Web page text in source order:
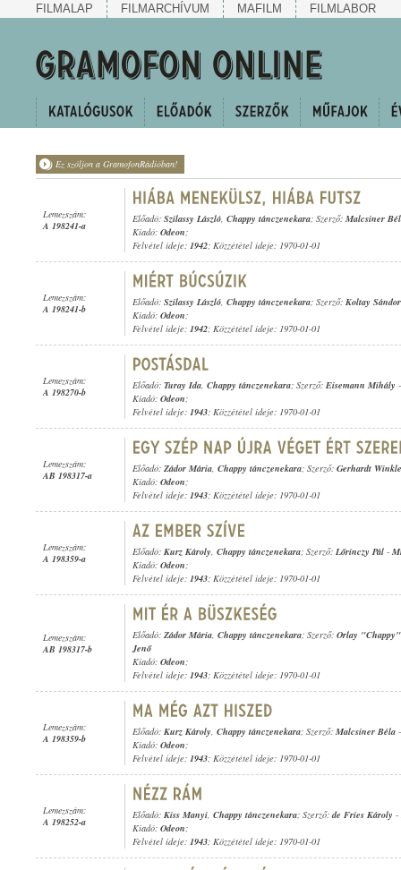
FILMALAP FILMARCHÍVUM MAFILM FILMLABOR
Ez szóljon a GramofonRádióban!
Lemezszám:
A 198241-a
Előadó: Szilassy László, Chappy tánczenekara; Szerző: Malcsiner
Kiadó: Odeon;
Felvétel ideje: 1942; Közzététel ideje: 1970-01-01
Lemezszám:
A 198241-b
Előadó: Szilassy László, Chappy tánczenekara; Szerző: Koltay Sándor
Kiadó: Odeon;
Felvétel ideje: 1942; Közzététel ideje: 1970-01-01
Lemezszám:
A 198270-b
Előadó: Turay Ida, Chappy tánczenekara; Szerző: Eisemann Mihály
Kiadó: Odeon;
Felvétel ideje: 1943; Közzététel ideje: 1970-01-01
Lemezszám:
AB 198317-a
Előadó: Zádor Mária, Chappy tánczenekara; Szerző: Gerhardt
Kiadó: Odeon;
Felvétel ideje: 1943; Közzététel ideje: 1970-01-01
Lemezszám:
A 198359-a
Előadó: Kurz Károly, Chappy tánczenekara; Szerző: Lőrinczy Pál -
Kiadó: Odeon;
Felvétel ideje: 1943; Közzététel ideje: 1970-01-01
Lemezszám:
AB 198317-b
Előadó: Zádor Mária, Chappy tánczenekara; Szerző: Orlay
Jenő
Kiadó: Odeon;
Felvétel ideje: 1943; Közzététel ideje: 1970-01-01
Lemezszám:
A 198359-b
Előadó: Kurz Károly, Chappy tánczenekara; Szerző: Malcsiner Béla
Kiadó: Odeon;
Felvétel ideje: 1943; Közzététel ideje: 1970-01-01
Lemezszám:
A 198252-a
Előadó: Kiss Manyi, Chappy tánczenekara; Szerző:de Fries Károly -
Kiadó: Odeon;
Felvétel ideje: 1943; Közzététel ideje: 1970-01-01